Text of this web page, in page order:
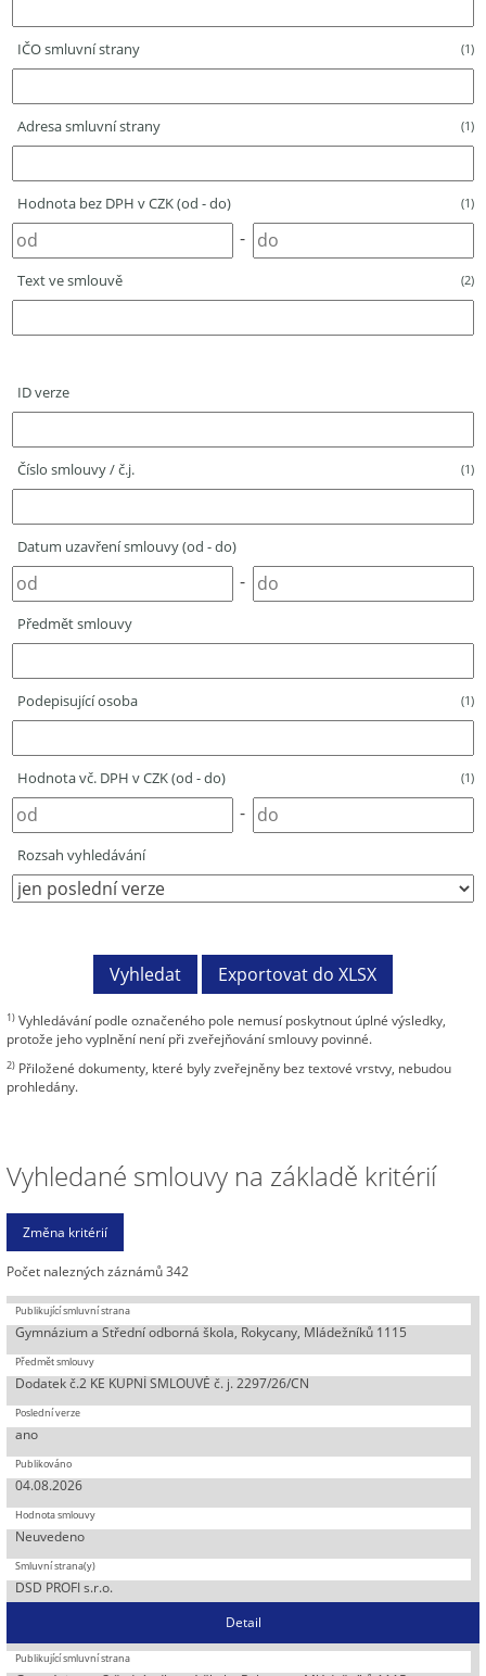
IČO smluvní strany (1)
Adresa smluvní strany (1)
Hodnota bez DPH v CZK (od - do) (1)
-
Text ve smlouvě (2)
ID verze
Číslo smlouvy / č.j. (1)
Datum uzavření smlouvy (od - do)
-
Předmět smlouvy
Podepisující osoba (1)
Hodnota vč. DPH v CZK (od - do) (1)
-
Rozsah vyhledávání
1) Vyhledávání podle označeného pole nemusí poskytnout úplné výsledky,
protože jeho vyplnění není při zveřejňování smlouvy povinné.
2) Přiložené dokumenty, které byly zveřejněny bez textové vrstvy, nebudou
prohledány.
Vyhledané smlouvy na základě kritérií
Počet nalezných záznámů 342
Gymnázium a Střední odborná škola, Rokycany, Mládežníků 1115
Dodatek č.2 KE KUPNÍ SMLOUVĚ č. j. 2297/26/CN
ano
04.08.2026
Neuvedeno
DSD PROFI s.r.o.
Detail